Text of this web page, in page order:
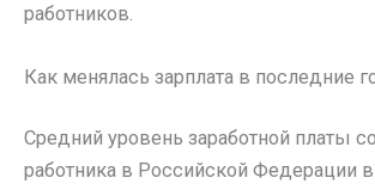
работников.
Как менялась зарплата в последние
Средний уровень заработной платы
работника в Российской Федерации